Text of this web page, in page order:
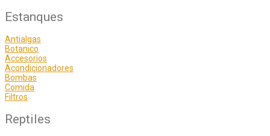
Estanques
Antialgas
Botanico
Accesorios
Acondicionadores
Bombas
Comida
Filtros
Reptiles